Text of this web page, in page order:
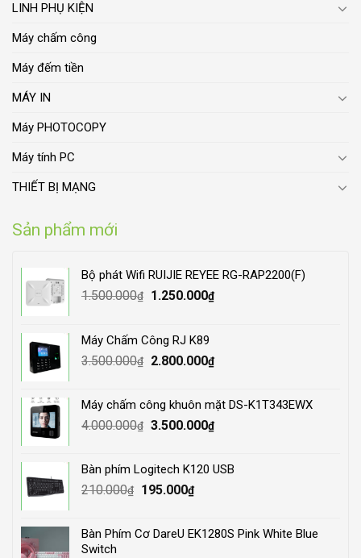
LINH PHỤ KIỆN
Máy chấm công
Máy đếm tiền
MÁY IN
Máy PHOTOCOPY
Máy tính PC
THIẾT BỊ MẠNG
Sản phẩm mới
Bộ phát Wifi RUIJIE REYEE RG-RAP2200(F)
1.500.000₫
Original
1.500.000₫.
1.250.000₫Current
Máy Chấm Công RJ K89
3.500.000₫
Original
3.500.000₫.
2.800.000₫Current
2.800.000₫.
Máy chấm công khuôn mặt DS-K1T343EWX
4.000.000₫ Original
4.000.000₫.
3.500.000₫Current
3.500.000₫.
Bàn phím Logitech K120 USB
210.000₫
Original
210.000₫.
195.000₫Current
195.000₫.
Bàn Phím Cơ DareU EK1280S Pink White Blue
Switch